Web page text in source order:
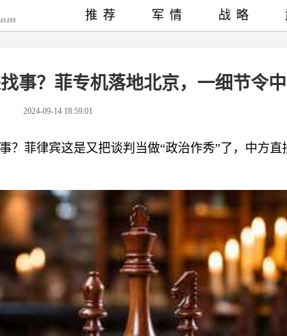
事？菲专机落地北京，一细节令
2024-09-14 18:59:01
？菲律宾这是又把谈判当做“政治作秀”了，中方
推荐 军情 战略